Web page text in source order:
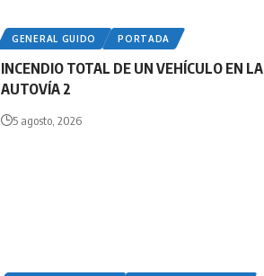
GENERAL GUIDO PORTADA
INCENDIO TOTAL DE UN VEHÍCULO EN LA
AUTOVÍA 2
5 agosto, 2026